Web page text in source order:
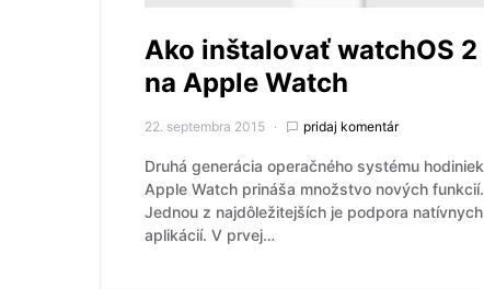
Ako inštalovať watchOS 2
na Apple Watch
22. septembra 2015 pridaj komentár
Druhá generácia operačného systému hodiniek
Apple Watch prináša množstvo nových funkcií.
Jednou z najdôležitejších je podpora natívnych
aplikácií. V prvej…